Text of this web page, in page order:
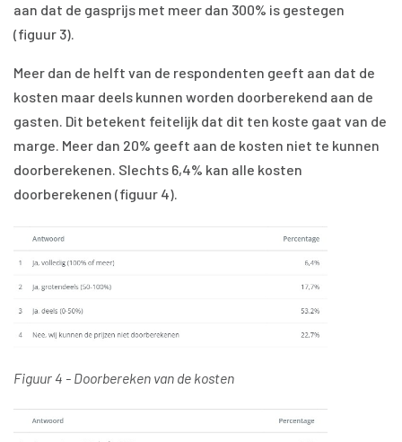
aan dat de gasprijs met meer dan 300% is gestegen
(figuur 3).
Meer dan de helft van de respondenten geeft aan dat de
kosten maar deels kunnen worden doorberekend aan de
gasten. Dit betekent feitelijk dat dit ten koste gaat van de
marge. Meer dan 20% geeft aan de kosten niet te kunnen
doorberekenen. Slechts 6,4% kan alle kosten
doorberekenen (figuur 4).
Figuur 4 - Doorbereken van de kosten